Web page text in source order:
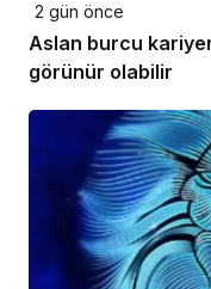
2 gün önce
Aslan burcu
görünür olabilir